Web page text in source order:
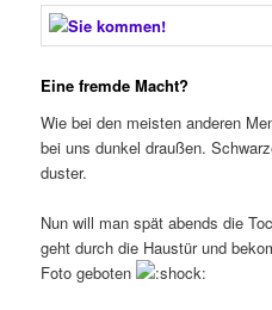
Eine fremde Macht?
Wie bei den meisten anderen
bei uns dunkel draußen.
duster.
Nun will man spät abends die
geht durch die Haustür und
Foto geboten